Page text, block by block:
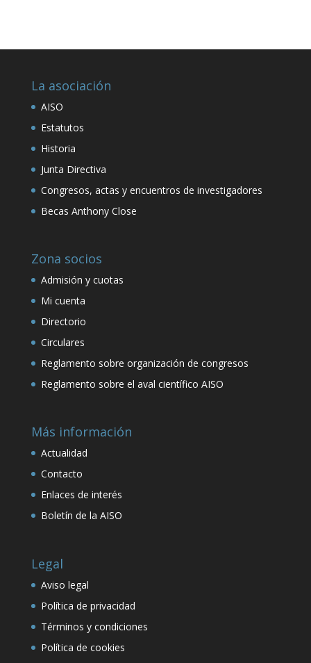
La asociación
AISO
Estatutos
Historia
Junta Directiva
Congresos, actas y encuentros de investigadores
Becas Anthony Close
Zona socios
Admisión y cuotas
Mi cuenta
Directorio
Circulares
Reglamento sobre organización de congresos
Reglamento sobre el aval científico AISO
Más información
Actualidad
Contacto
Enlaces de interés
Boletín de la AISO
Legal
Aviso legal
Política de privacidad
Términos y condiciones
Política de cookies